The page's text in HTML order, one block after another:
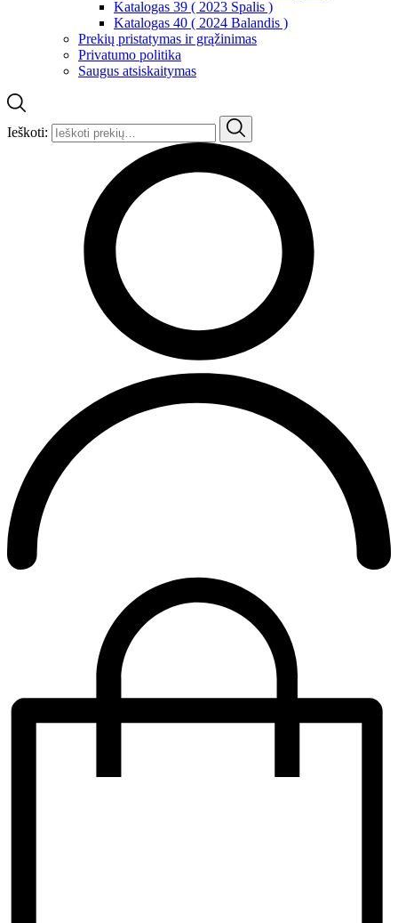
Katalogas 39 ( 2023 Spalis )
Katalogas 40 ( 2024 Balandis )
Prekių pristatymas ir grąžinimas
Privatumo politika
Saugus atsiskaitymas
Ieškoti: